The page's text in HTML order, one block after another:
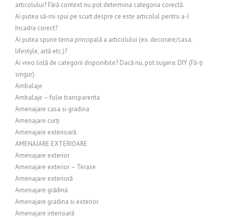
articolului? Fără context nu pot determina categoria corectă.
Ai putea să-mi spui pe scurt despre ce este articolul pentru a-l
încadra corect?
Ai putea spune tema principală a articolului (ex. decorare/casa,
lifestyle, artă etc.)?
Ai vreo listă de categorii disponibile? Dacă nu, pot sugera: DIY (Fă-ți
singur).
Ambalaje
Ambalaje – folie transparenta
Amenajare casa si gradina
Amenajare curți
Amenajare exterioară
AMENAJARE EXTERIOARE
Amenajare exterior
Amenajare exterior – Terase
Amenajare exterioră
Amenajare grădină
Amenajare gradina si exterior
Amenajare interioară